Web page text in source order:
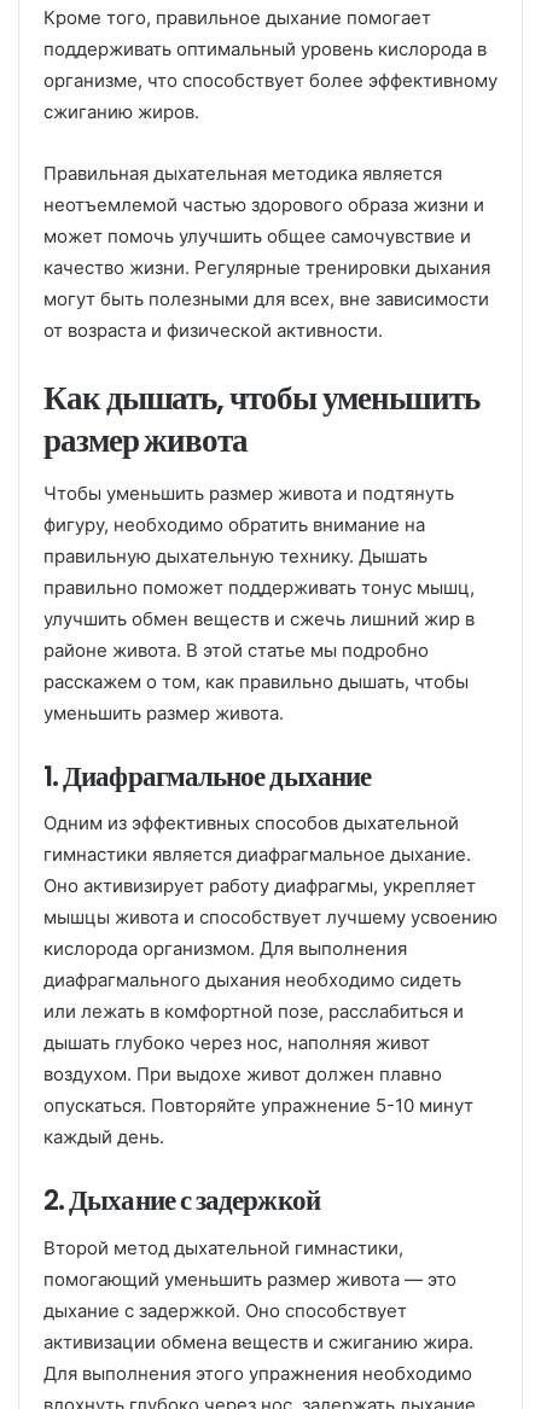
Кроме того, правильное дыхание помогает
поддерживать оптимальный уровень кислорода в
организме, что способствует более эффективному
сжиганию жиров.
Правильная дыхательная методика является
неотъемлемой частью здорового образа жизни и
может помочь улучшить общее самочувствие и
качество жизни. Регулярные тренировки дыхания
могут быть полезными для всех, вне зависимости
от возраста и физической активности.
Как дышать, чтобы уменьшить
размер живота
Чтобы уменьшить размер живота и подтянуть
фигуру, необходимо обратить внимание на
правильную дыхательную технику. Дышать
правильно поможет поддерживать тонус мышц,
улучшить обмен веществ и сжечь лишний жир в
районе живота. В этой статье мы подробно
расскажем о том, как правильно дышать, чтобы
уменьшить размер живота.
1. Диафрагмальное дыхание
Одним из эффективных способов дыхательной
гимнастики является диафрагмальное дыхание.
Оно активизирует работу диафрагмы, укрепляет
мышцы живота и способствует лучшему усвоению
кислорода организмом. Для выполнения
диафрагмального дыхания необходимо сидеть
или лежать в комфортной позе, расслабиться и
дышать глубоко через нос, наполняя живот
воздухом. При выдохе живот должен плавно
опускаться. Повторяйте упражнение 5-10 минут
каждый день.
2. Дыхание с задержкой
Второй метод дыхательной гимнастики,
помогающий уменьшить размер живота — это
дыхание с задержкой. Оно способствует
активизации обмена веществ и сжиганию жира.
Для выполнения этого упражнения необходимо
вдохнуть глубоко через нос, задержать дыхание